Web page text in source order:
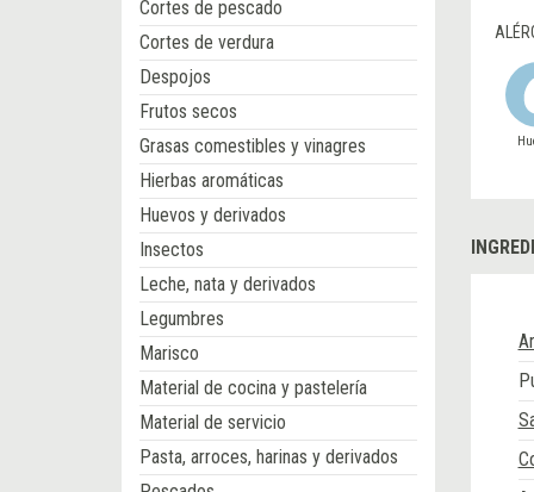
Cortes de pescado
Cortes de verdura
Despojos
Frutos secos
Grasas comestibles y vinagres
Hierbas aromáticas
Huevos y derivados
Insectos
Leche, nata y derivados
Legumbres
Marisco
Material de cocina y pastelería
Material de servicio
Pasta, arroces, harinas y derivados